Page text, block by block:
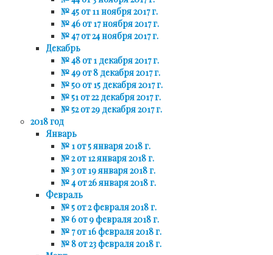
№ 45 от 11 ноября 2017 г.
№ 46 от 17 ноября 2017 г.
№ 47 от 24 ноября 2017 г.
Декабрь
№ 48 от 1 декабря 2017 г.
№ 49 от 8 декабря 2017 г.
№ 50 от 15 декабря 2017 г.
№ 51 от 22 декабря 2017 г.
№ 52 от 29 декабря 2017 г.
2018 год
Январь
№ 1 от 5 января 2018 г.
№ 2 от 12 января 2018 г.
№ 3 от 19 января 2018 г.
№ 4 от 26 января 2018 г.
Февраль
№ 5 от 2 февраля 2018 г.
№ 6 от 9 февраля 2018 г.
№ 7 от 16 февраля 2018 г.
№ 8 от 23 февраля 2018 г.